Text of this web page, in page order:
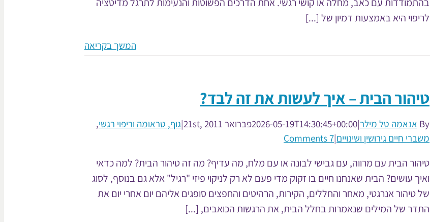
לריפוי היא באמצעות דמיון של [...]
המשך בקריאה
טיהור הבית – איך לעשות את זה לבד?
By אנאמה טל מילר|
2026-05-19T14:30:45+00:00פברואר 21st, 2011 |גוף, טראומה וריפוי רגשי,
משברי חיים גירושין ושינויים|
7 Comments
טיהור הבית עם מרווה, עם גבישי לבונה או עם מלח, מה עדיף? מה זה טיהור הבית? למה כדאי
ואיך עושים? הבית שאנחנו חיים בו זקוק מדי פעם לא רק לניקוי פיזי "רגיל" אלא גם בנוסף, לסוג
של טיהור אנרגטי, מאחר והחללים, הקירות, הרהיטים והחפצים סופגים אליהם יום אחרי יום את
התדר של המילים שנאמרות בחלל הבית, את הרגשות הכואבים, [...]